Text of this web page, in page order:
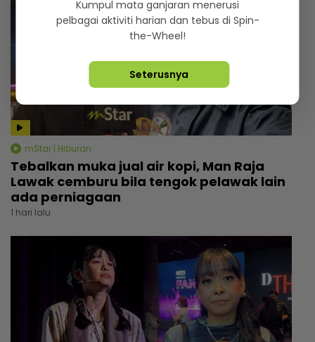
mStar | Hiburan
Tebalkan muka jual air kopi, Man Raja
Lawak cemburu bila tengok pelawak lain
ada perniagaan
1 hari lalu
Kumpul mata ganjaran menerusi
pelbagai aktiviti harian dan tebus di Spin-
the-Wheel!
Seterusnya